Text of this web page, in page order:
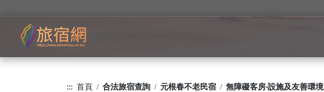
::: 首頁 合法旅宿查詢 元根春不老民宿 無障礙客房‧設施及友善環境